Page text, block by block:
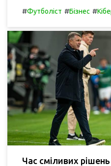
#Футболіст #Бізнес #
Час сміливих